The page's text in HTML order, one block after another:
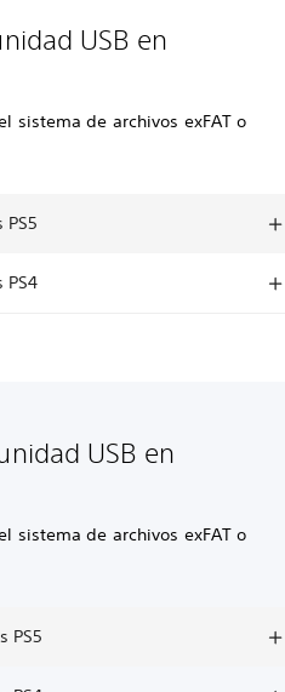
USB en
sistema de archivos exFAT o
PS4
USB en
sistema de archivos exFAT o
PS5